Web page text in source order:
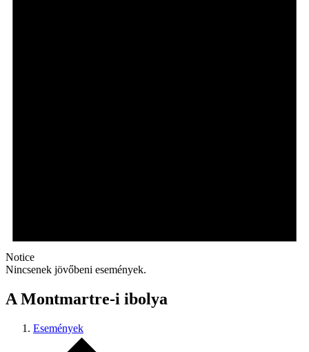
Notice
Nincsenek jövőbeni események.
A Montmartre-i ibolya
Események